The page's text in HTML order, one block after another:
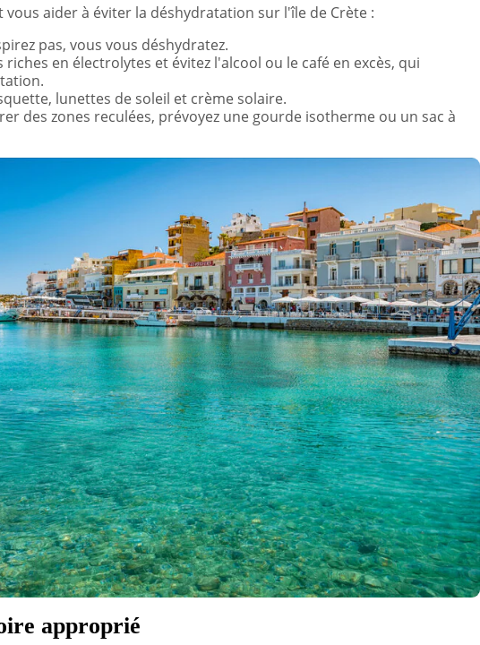
vous aider à éviter la déshydratation sur l'île de Crète :
pas, vous vous déshydratez.
riches en électrolytes et évitez l'alcool ou le café en excès, qui
lunettes de soleil et crème solaire.
des zones reculées, prévoyez une gourde isotherme ou un sac à
approprié